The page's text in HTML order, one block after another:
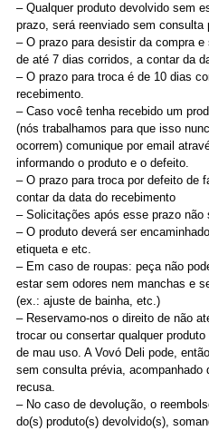
– Qualquer produto devolvido sem
prazo, será reenviado sem consulta
– O prazo para desistir da compra
de até 7 dias corridos, a contar da
– O prazo para troca é de 10 dias
recebimento.
– Caso você tenha recebido um
(nós trabalhamos para que isso
ocorrem) comunique por email
informando o produto e o defeito.
– O prazo para troca por defeito de
contar da data do recebimento
– Solicitações após esse prazo não
– O produto deverá ser
etiqueta e etc.
– Em caso de roupas: peça não
estar sem odores nem manchas e
(ex.: ajuste de bainha, etc.)
– Reservamo-nos o direito de não
trocar ou consertar qualquer
de mau uso. A Vovó Deli pode,
sem consulta prévia,
recusa.
– No caso de devolução, o
do(s) produto(s) devolvido(s),